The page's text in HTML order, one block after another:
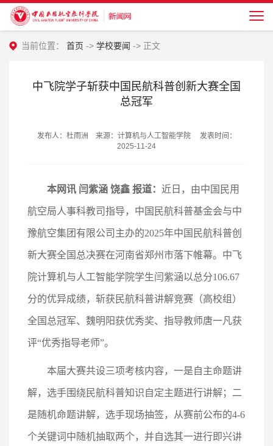
当前位置： 首页 -> 学校要闻 -> 正文
中飞院学子斩获中国民航科普创新大赛全国
总冠军
发布人：杜雨洲 来源：计算机与人工智能学院 发表时间：
2025-11-24
本网讯 闫紫涵 饶鑫 报道： 近日，由中国民用
航空局人事科教司指导，中国民航科普基金会与中
豫航空集团有限公司主办的2025年中国民航科普创
新大赛全国总决赛在河南省郑州市落下帷幕。中飞
院计算机与人工智能学院学生闫紫涵以总分106.67
分的优异成绩，斩获民航科普讲解竞赛（高校组）
全国总冠军、魏明阳获优秀奖、指导教师唐一凡获
评“优秀指导老师”。
本届大赛共设三项考核内容，一是自主命题讲
解，选手围绕民航科普知识自定主题进行讲解；二
是随机命题讲解，选手现场抽签，从赛前公布的4-6
个关键词中随机抽取两个，并自选其一进行即兴讲